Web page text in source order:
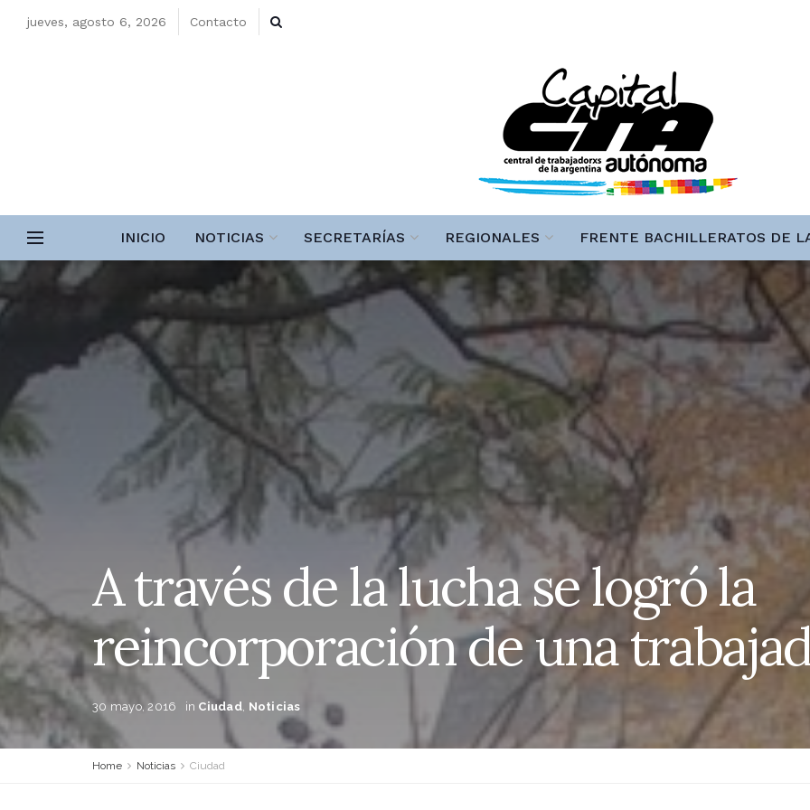
jueves, agosto 6, 2026 Contacto
INICIO NOTICIAS SECRETARÍAS REGIONALES FRENTE BACHILLERATOS DE
A través de la lucha se logró la
reincorporación de una
30 mayo, 2016 in Ciudad, Noticias
Home Noticias Ciudad